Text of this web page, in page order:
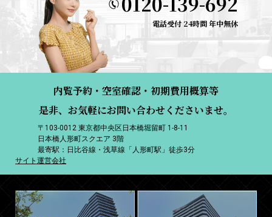
電話受付 24時間 年中無休
内覧予約・空室確認・初期費用概算等
是非、お気軽にお問い合わせくださいませ。
〒103-0012 東京都中央区日本橋堀留町 1-8-11
日本橋人形町スクエア 3階
最寄駅：日比谷線・浅草線「人形町駅」徒歩3分
サイト運営会社